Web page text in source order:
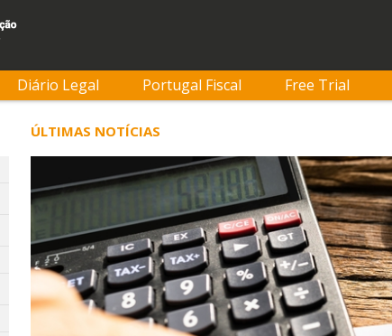
Diário Legal Portugal Fiscal Free Trial
ÚLTIMAS NOTÍCIAS